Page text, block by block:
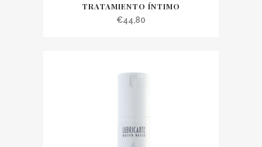
TRATAMIENTO ÍNTIMO
€44,80